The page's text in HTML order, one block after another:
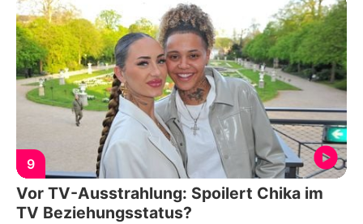
9
Vor TV-Ausstrahlung: Spoilert Chika im
TV Beziehungsstatus?